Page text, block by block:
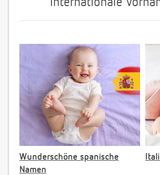
Internationale
Wunderschöne spanische
Namen